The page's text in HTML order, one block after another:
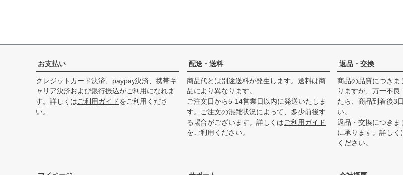
お支払い
クレジットカード決済、paypay決済、携帯キ
ャリア決済および銀行振込がご利用になれま
す。詳しくはご利用ガイドをご利用くださ
い。
配送・送料
商品代とは別途送料が発生します。送料は商
品により異なります。
ご注文日から5-14営業日以内に発送いたしま
す。ご注文の混雑状況によって、多少前後す
る場合がございます。詳しくはご利用ガイド
をご利用ください。
返品・交換
商品の品質につきま
りますが、万一不
たら、商品到着後3
い。
返品・交換につきま
に承ります。詳しく
ください。